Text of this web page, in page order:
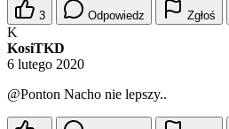
3 Odpowiedz Zgłoś
K
KosiTKD
6 lutego 2020
@Ponton Nacho nie lepszy..